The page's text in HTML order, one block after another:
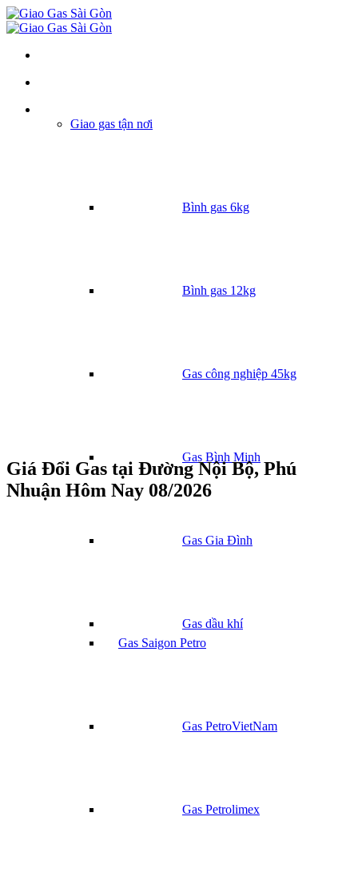
Giao gas tận nơi
Bình gas 6kg
Bình gas 12kg
Gas công nghiệp 45kg
Gas Bình Minh
Gas Gia Đình
Gas dầu khí
Gas Saigon Petro
Gas PetroVietNam
Gas Petrolimex
Giá Đổi Gas tại Đường Nội Bộ, Phú
Nhuận Hôm Nay 08/2026